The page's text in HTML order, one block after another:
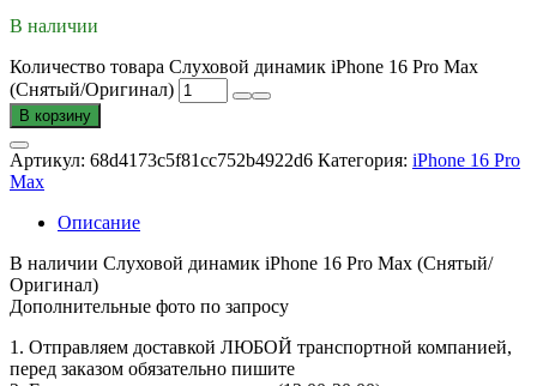
В наличии
Количество товара Слуховой динамик iPhone 16 Pro Max
(Снятый/Оригинал)
В корзину
Артикул: 68d4173c5f81cc752b4922d6 Категория: iPhone 16 Pro
Max
Описание
В наличии Слуховой динамик iPhone 16 Pro Max (Снятый/
Оригинал)
Дополнительные фото по запросу
1. Oтпpавляем доставкой ЛЮБОЙ транспортной компанией,
перед заказом обязательно пишите